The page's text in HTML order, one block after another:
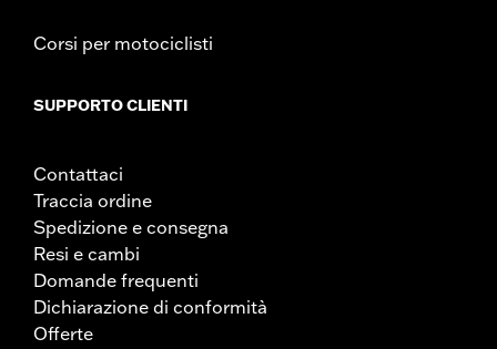
Corsi per motociclisti
SUPPORTO CLIENTI
Contattaci
Traccia ordine
Spedizione e consegna
Resi e cambi
Domande frequenti
Dichiarazione di conformità
Offerte